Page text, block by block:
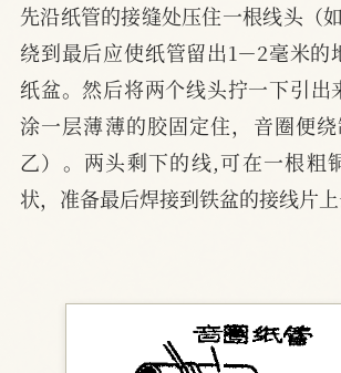
先沿纸管的接缝处压住一根线头（
绕到最后应使纸管留出1－2毫米的
纸盆。然后将两个线头拧一下引出
涂一层薄薄的胶固定住，音圈便
乙）。两头剩下的线,可在一根粗
状，准备最后焊接到铁盆的接线片上